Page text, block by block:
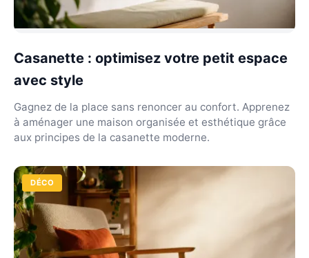
Casanette : optimisez votre petit espace
avec style
Gagnez de la place sans renoncer au confort. Apprenez
à aménager une maison organisée et esthétique grâce
aux principes de la casanette moderne.
DÉCO